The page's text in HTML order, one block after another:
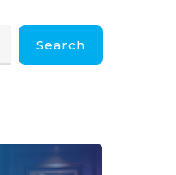
Search